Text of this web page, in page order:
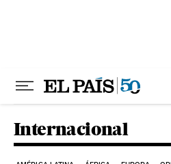
Internacional